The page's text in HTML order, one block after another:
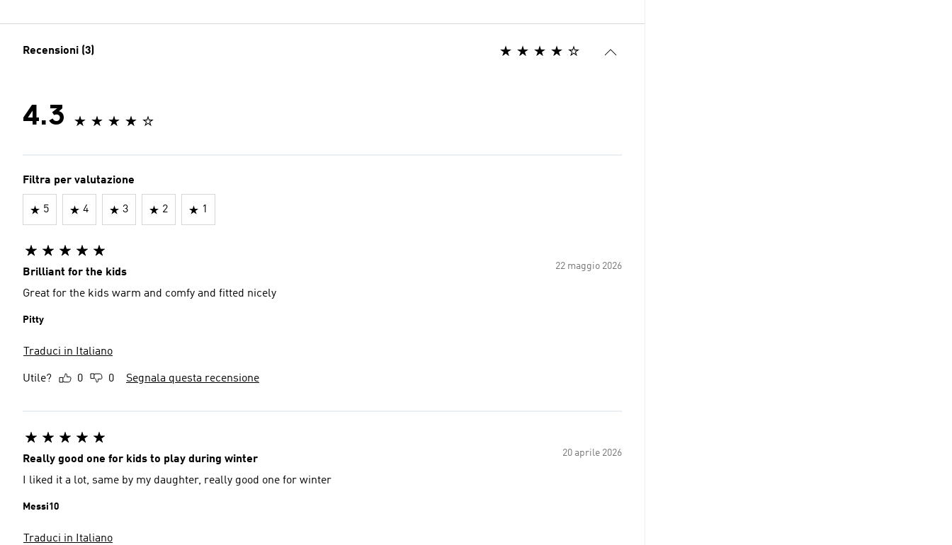
Recensioni (3)
4.3
Filtra per valutazione
5 4 3 2 1
22 maggio 2026
Brilliant for the kids
Great for the kids warm and comfy and fitted nicely
Pitty
Traduci in Italiano
Utile? 0 0 Segnala questa recensione
20 aprile 2026
Really good one for kids to play during winter
I liked it a lot, same by my daughter, really good one for winter
Messi10
Traduci in Italiano